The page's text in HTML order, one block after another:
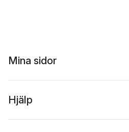
Mina sidor
Hjälp